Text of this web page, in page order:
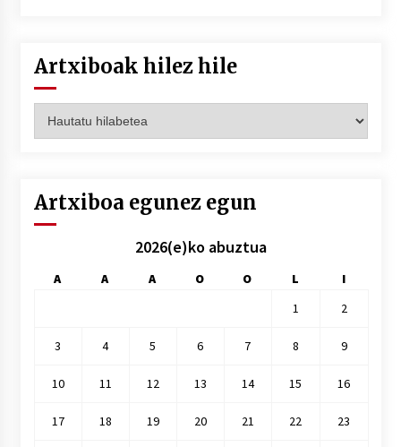
Artxiboak hilez hile
hilez
Artxiboa egunez egun
2026(e)ko abuztua
A A A O O L
I
1
2
3 4 5 6 7 8 9
10 11 12 13 14 15 16
17 18 19 20 21 22 23